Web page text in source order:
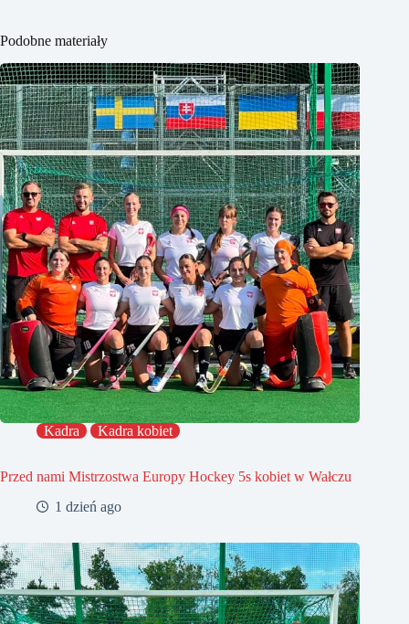
Podobne materiały
Kadra Kadra kobiet
Przed nami Mistrzostwa Europy Hockey 5s kobiet w Wałczu
1 dzień ago